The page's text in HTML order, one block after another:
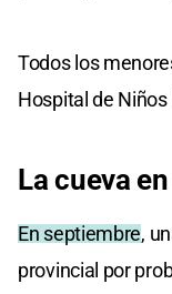
Todos los
Hospital de Niños
La cueva
En septiembre,
provincial por